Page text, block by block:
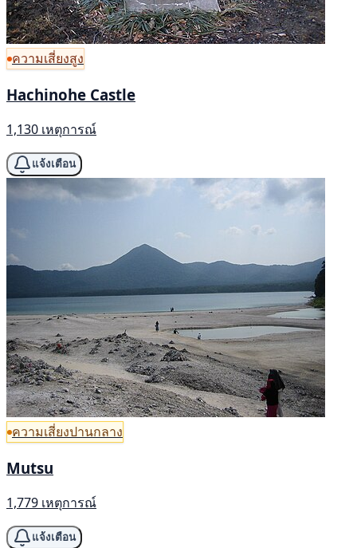
ความเสี่ยงสูง
Hachinohe Castle
1,130 เหตุการณ์
แจ้งเตือน
ความเสี่ยงปานกลาง
Mutsu
1,779 เหตุการณ์
แจ้งเตือน